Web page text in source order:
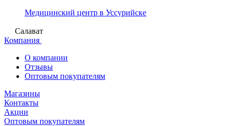
Медицинский центр в Уссурийске
Салават
Компания
О компании
Отзывы
Оптовым покупателям
Магазины
Контакты
Акции
Оптовым покупателям